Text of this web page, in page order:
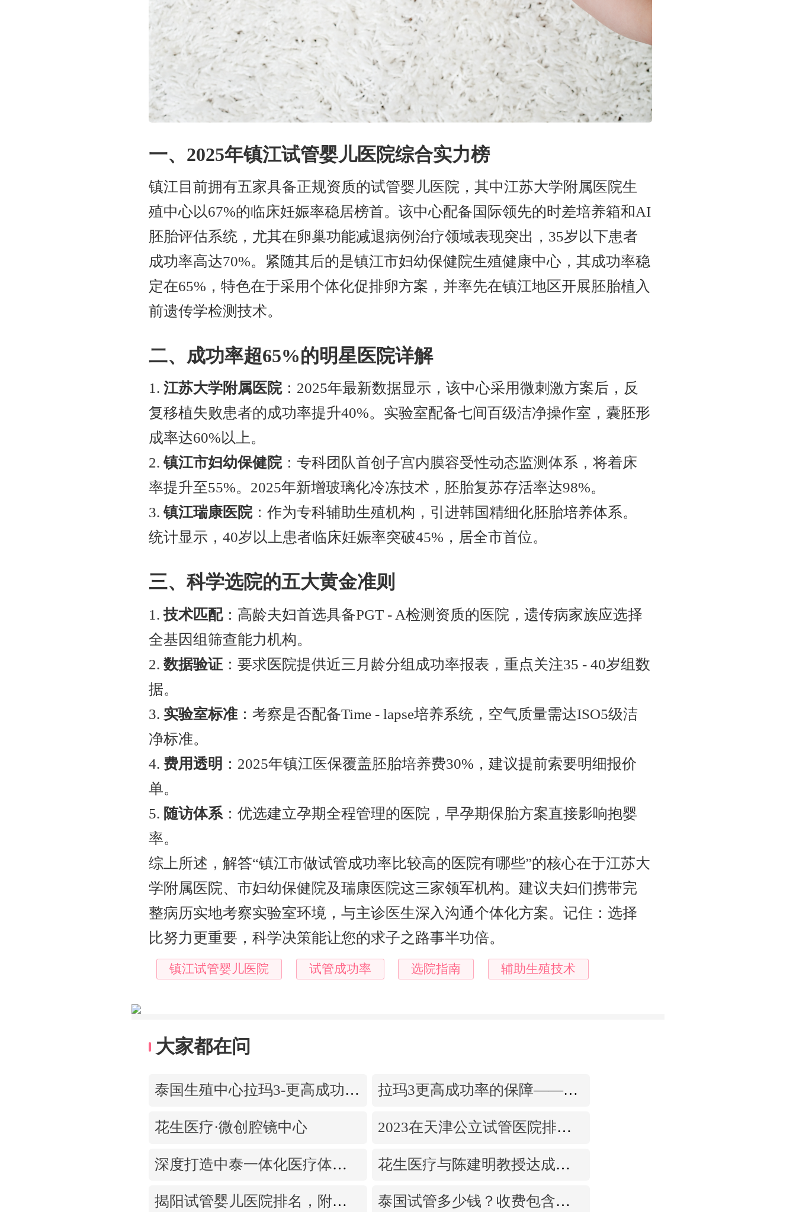
一、2025年镇江试管婴儿医院综合实力榜
镇江目前拥有五家具备正规资质的试管婴儿医院，其中江苏大学附属医院生
殖中心以67%的临床妊娠率稳居榜首。该中心配备国际领先的时差培养箱和AI
胚胎评估系统，尤其在卵巢功能减退病例治疗领域表现突出，35岁以下患者
成功率高达70%。紧随其后的是镇江市妇幼保健院生殖健康中心，其成功率稳
定在65%，特色在于采用个体化促排卵方案，并率先在镇江地区开展胚胎植入
前遗传学检测技术。
二、成功率超65%的明星医院详解
1.江苏大学附属医院：2025年最新数据显示，该中心采用微刺激方案后，反
复移植失败患者的成功率提升40%。实验室配备七间百级洁净操作室，囊胚形
成率达60%以上。
2.镇江市妇幼保健院：专科团队首创子宫内膜容受性动态监测体系，将着床
率提升至55%。2025年新增玻璃化冷冻技术，胚胎复苏存活率达98%。
3.镇江瑞康医院：作为专科辅助生殖机构，引进韩国精细化胚胎培养体系。
统计显示，40岁以上患者临床妊娠率突破45%，居全市首位。
三、科学选院的五大黄金准则
1.技术匹配：高龄夫妇首选具备PGT - A检测资质的医院，遗传病家族应选择
全基因组筛查能力机构。
2.数据验证 ：要求医院提供近三月龄分组成功率报表，重点关注35 - 40岁组数
据。
3. 实验室标准 ：考察是否配备Time - lapse培养系统，空气质量需达ISO5级洁
净标准。
4.费用透明 ：2025年镇江医保覆盖胚胎培养费30%，建议提前索要明细报价
单。
5. 随访体系 ：优选建立孕期全程管理的医院，早孕期保胎方案直接影响抱婴
率。
综上所述，解答“镇江市做试管成功率比较高的医院有哪些”的核心在于江苏大
学附属医院、市妇幼保健院及瑞康医院这三家领军机构。建议夫妇们携带完
整病历实地考察实验室环境，与主诊医生深入沟通个体化方案。记住：选择
比努力更重要，科学决策能让您的求子之路事半功倍。
镇江试管婴儿医院 试管成功率 选院指南 辅助生殖技术
大家都在问
泰国生殖中心拉玛3-更高成功率的保障-治愈系的医院环境 拉玛3更高成功率的保障——泰国超强实验室
花生医疗·微创腔镜中心 2023在天津公立试管医院排名，附带费用明细
深度打造中泰一体化医疗体系！花生医疗中国专家团赴泰考察交流 花生医疗与陈建明教授达成战略合作，共促精准保胎事业发展
揭阳试管婴儿医院排名，附带试管成功率 泰国试管多少钱？收费包含什么项目？不成功能退款？